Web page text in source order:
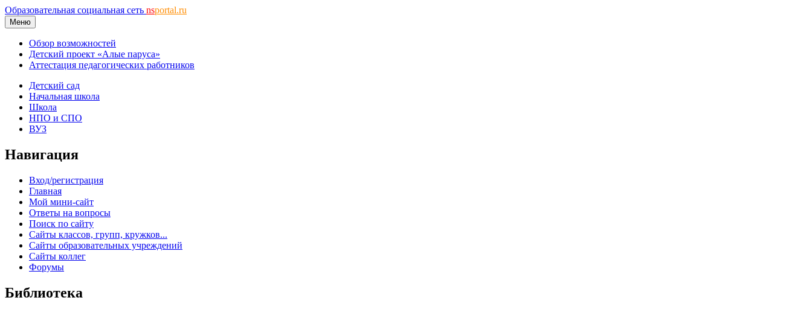
Образовательная социальная сеть nsportal.ru
Меню
Обзор возможностей
Детский проект «Алые паруса»
Аттестация педагогических работников
Детский сад
Начальная школа
Школа
НПО и СПО
ВУЗ
Навигация
Вход/регистрация
Главная
Мой мини-сайт
Ответы на вопросы
Поиск по сайту
Сайты классов, групп, кружков...
Сайты образовательных учреждений
Сайты коллег
Форумы
Библиотека